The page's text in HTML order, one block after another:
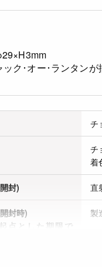
ク･オー･ランタンが
チ
チ
着
封) 直
封時)
点とした期限で
製